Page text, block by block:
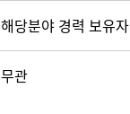
해당분야 경력 보유자
무관